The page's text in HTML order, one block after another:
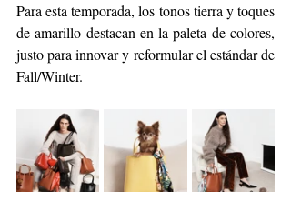
Para esta temporada, los tonos tierra y toques
de amarillo destacan en la paleta de colores,
justo para innovar y reformular el estándar de
Fall/Winter.